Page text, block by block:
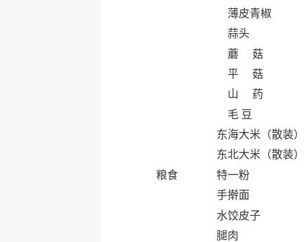
薄皮青椒
蒜头
蘑 菇
平 菇
山 药
毛 豆
粮食
东海大米（散装）
东北大米（散装）
特一粉
手擀面
水饺皮子
腿肉